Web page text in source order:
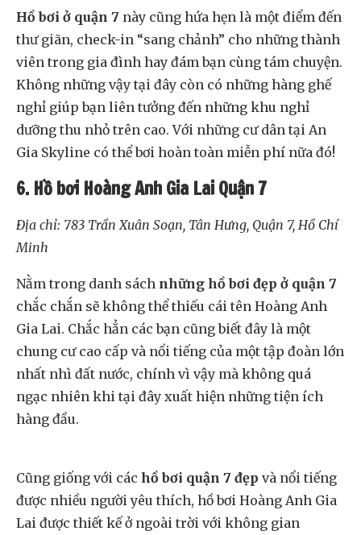
Hồ bơi ở quận 7 này cũng hứa hẹn là một điểm đến
thư giãn, check-in “sang chảnh” cho những thành
viên trong gia đình hay đám bạn cùng tám chuyện.
Không những vậy tại đây còn có những hàng ghế
nghỉ giúp bạn liên tưởng đến những khu nghỉ
dưỡng thu nhỏ trên cao. Với những cư dân tại An
Gia Skyline có thể bơi hoàn toàn miễn phí nữa đó!
6. Hồ bơi Hoàng Anh Gia Lai Quận 7
Địa chỉ: 783 Trần Xuân Soạn, Tân Hưng, Quận 7, Hồ Chí
Minh
Nằm trong danh sách những hồ bơi đẹp ở quận 7
chắc chắn sẽ không thể thiếu cái tên Hoàng Anh
Gia Lai. Chắc hẳn các bạn cũng biết đây là một
chung cư cao cấp và nổi tiếng của một tập đoàn lớn
nhất nhì đất nước, chính vì vậy mà không quá
ngạc nhiên khi tại đây xuất hiện những tiện ích
hàng đầu.
Cũng giống với các hồ bơi quận 7 đẹp và nổi tiếng
được nhiều người yêu thích, hồ bơi Hoàng Anh Gia
Lai được thiết kế ở ngoài trời với không gian